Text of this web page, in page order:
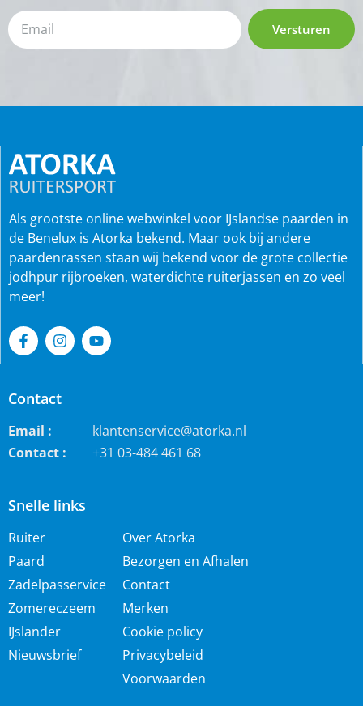
Versturen
Snelle links
Ruiter
Paard
Zadelpasservice
Zomereczeem
IJslander
Nieuwsbrief
Over Atorka
Bezorgen en Afhalen
Contact
Merken
Cookie policy
Privacybeleid
Voorwaarden
Als grootste online webwinkel voor IJslandse paarden in
de Benelux is Atorka bekend. Maar ook bij andere
paardenrassen staan wij bekend voor de grote collectie
jodhpur rijbroeken, waterdichte ruiterjassen en zo veel
meer!
Contact
Email :
klantenservice@atorka.nl
Contact :
+31 03-484 461 68